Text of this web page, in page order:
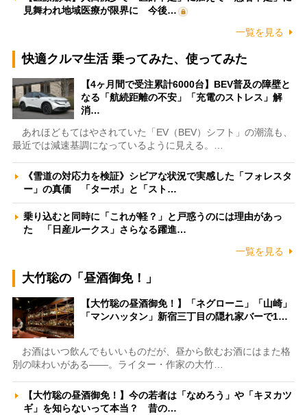
見舞われ地域医療が限界に 今後…
一覧を見る
快適クルマ生活 乗ってみた、使ってみた
【4ヶ月間で受注累計6000台】BEV普及の障壁と
なる「航続距離の不安」「充電のストレス」解
消…
あれほどもてはやされていた「EV（BEV）シフト」の潮流も、
最近では減速基調になっているように見える。…
《雪道の対応力を検証》シビアな状況で実感した「フォレスタ
ー」の真価 「ターボ」と「スト…
乗り込むと同時に「これが軽？」と戸惑うのには理由があっ
た 「日産ルークス」さらなる躍進…
一覧を見る
大竹聡の「昼酒御免！」
【大竹聡の昼酒御免！】「ネグローニ」「山崎」
「マンハッタン」新宿三丁目の隠れ家バーで1…
お酒はいつ飲んでもいいものだが、昼から飲むお酒にはまた格
別の味わいがある――。ライター・作家の大竹…
【大竹聡の昼酒御免！】今の若者は「なめろう」や「キヌカツ
ギ」を知らないって本当？ 昔の…